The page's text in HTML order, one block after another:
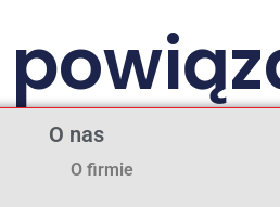
O nas
O firmie